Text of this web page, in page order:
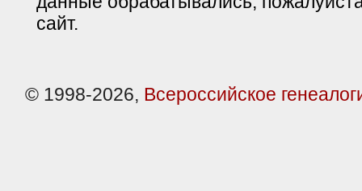
сайт.
© 1998-2026, Всероссийское